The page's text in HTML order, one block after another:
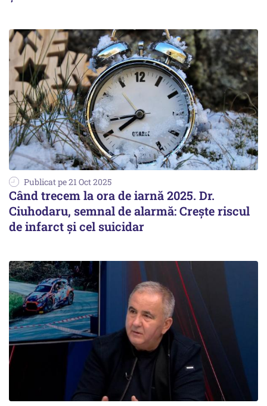
Publicat pe 21 Oct 2025
Când trecem la ora de iarnă 2025. Dr.
Ciuhodaru, semnal de alarmă: Crește riscul
de infarct și cel suicidar